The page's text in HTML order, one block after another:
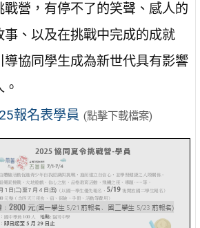
戰營，有停不了的笑聲、感人的
事、以及在挑戰中完成的成就
導協同學生成為新世代具有影響
報名表學員 (點擊下載檔案)